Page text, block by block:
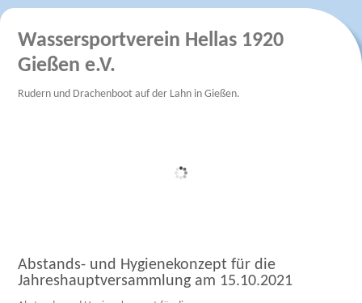
Wassersportverein Hellas 1920
Gießen e.V.
Rudern und Drachenboot auf der Lahn in Gießen.
Abstands- und Hygienekonzept für die
Jahreshauptversammlung am 15.10.2021